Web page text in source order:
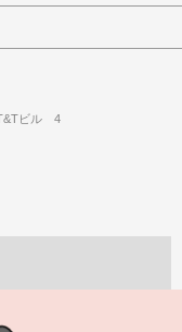
ビル 4